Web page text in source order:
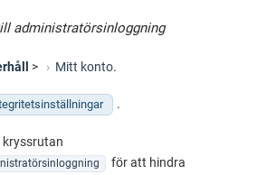
administratörsinloggning
> Mitt konto.
.
kryssrutan
för att hindra